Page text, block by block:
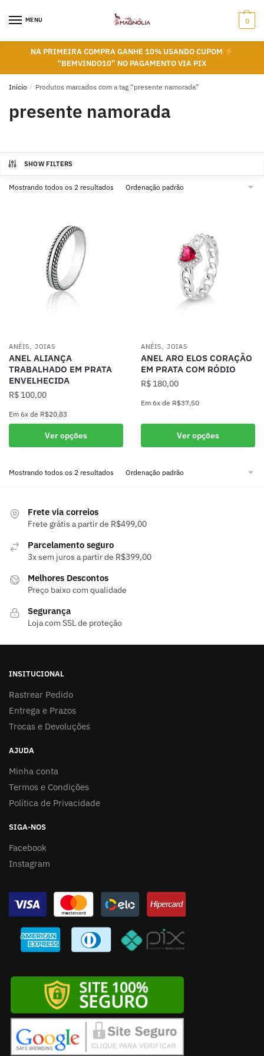
MENU 0
NA PRIMEIRA COMPRA GANHE 10% USANDO CUPOM
“BEMVINDO10” NO PAGAMENTO VIA PIX
Início / Produtos marcados com a tag “presente namorada”
presente namorada
SHOW FILTERS
Mostrando todos os 2 resultados
ANÉIS, JOIAS
ANEL ALIANÇA
TRABALHADO EM PRATA
ENVELHECIDA
R$ 100,00
Em 6x de R$20,83
Ver opções
produto
várias
opções
ser
escolhidas
na
página
produto
ANÉIS, JOIAS
ANEL ARO ELOS CORAÇÃO
EM PRATA COM RÓDIO
R$ 180,00
Em 6x de R$37,50
Ver opções
tem
variantes.
podem
na
Mostrando todos os 2 resultados
Frete via correios
Frete grátis a partir de R$499,00
Parcelamento seguro
3x sem juros a partir de R$399,00
Melhores Descontos
Preço baixo com qualidade
Segurança
Loja com SSL de proteção
INSITUCIONAL
Rastrear Pedido
Entrega e Prazos
Trocas e Devoluções
AJUDA
Minha conta
Termos e Condições
Política de Privacidade
SIGA-NOS
Facebook
Instagram